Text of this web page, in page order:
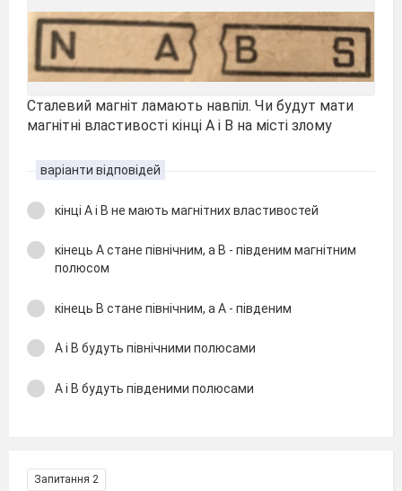
Сталевий магніт ламають навпіл. Чи будут мати
магнітні властивості кінці А і В на місті злому
варіанти відповідей
кінці А і В не мають магнітних властивостей
кінець А стане північним, а В - південим магнітним
полюсом
кінець В стане північним, а А - південим
А і В будуть північними полюсами
А і В будуть південими полюсами
Запитання 2